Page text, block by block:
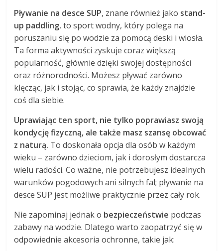
Pływanie na desce SUP, znane również jako stand-
up paddling, to sport wodny, który polega na
poruszaniu się po wodzie za pomocą deski i wiosła.
Ta forma aktywności zyskuje coraz większą
popularność, głównie dzięki swojej dostępności
oraz różnorodności. Możesz pływać zarówno
klęcząc, jak i stojąc, co sprawia, że każdy znajdzie
coś dla siebie.
Uprawiając ten sport, nie tylko poprawiasz swoją
kondycję fizyczną, ale także masz szansę obcować
z naturą. To doskonała opcja dla osób w każdym
wieku – zarówno dzieciom, jak i dorosłym dostarcza
wielu radości. Co ważne, nie potrzebujesz idealnych
warunków pogodowych ani silnych fal; pływanie na
desce SUP jest możliwe praktycznie przez cały rok.
Nie zapominaj jednak o bezpieczeństwie podczas
zabawy na wodzie. Dlatego warto zaopatrzyć się w
odpowiednie akcesoria ochronne, takie jak: